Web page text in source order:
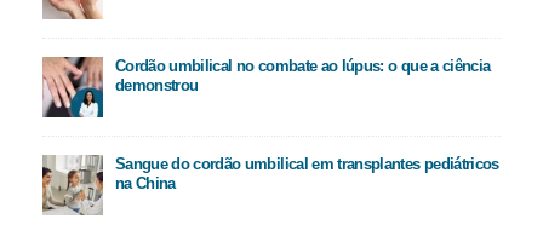
Cordão umbilical no combate ao lúpus: o que a ciência
demonstrou
Sangue do cordão umbilical em transplantes pediátricos
na China